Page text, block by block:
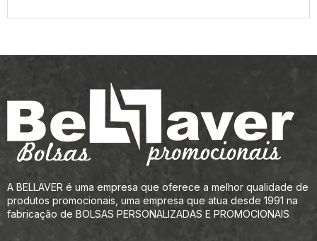
A BELLAVER é uma empresa que oferece a melhor qualidade de
produtos promocionais, uma empresa que atua desde 1991 na
fabricação de BOLSAS PERSONALIZADAS E PROMOCIONAIS